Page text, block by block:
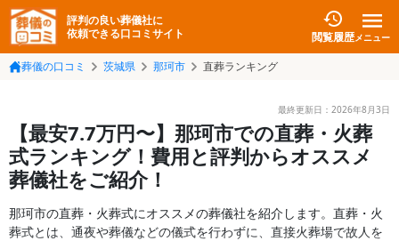
評判の良い葬儀社に
依頼できる口コミサイト
閲覧履歴メニュー
葬儀の口コミ 茨城県 那珂市 直葬ランキング
最終更新日： 2026年8月3日
【最安7.7万円〜】那珂市での直葬・火葬
式ランキング！費用と評判からオススメ
葬儀社をご紹介！
那珂市の直葬・火葬式にオススメの葬儀社を紹介します。直葬・火
葬式とは、通夜や葬儀などの儀式を行わずに、直接火葬場で故人を